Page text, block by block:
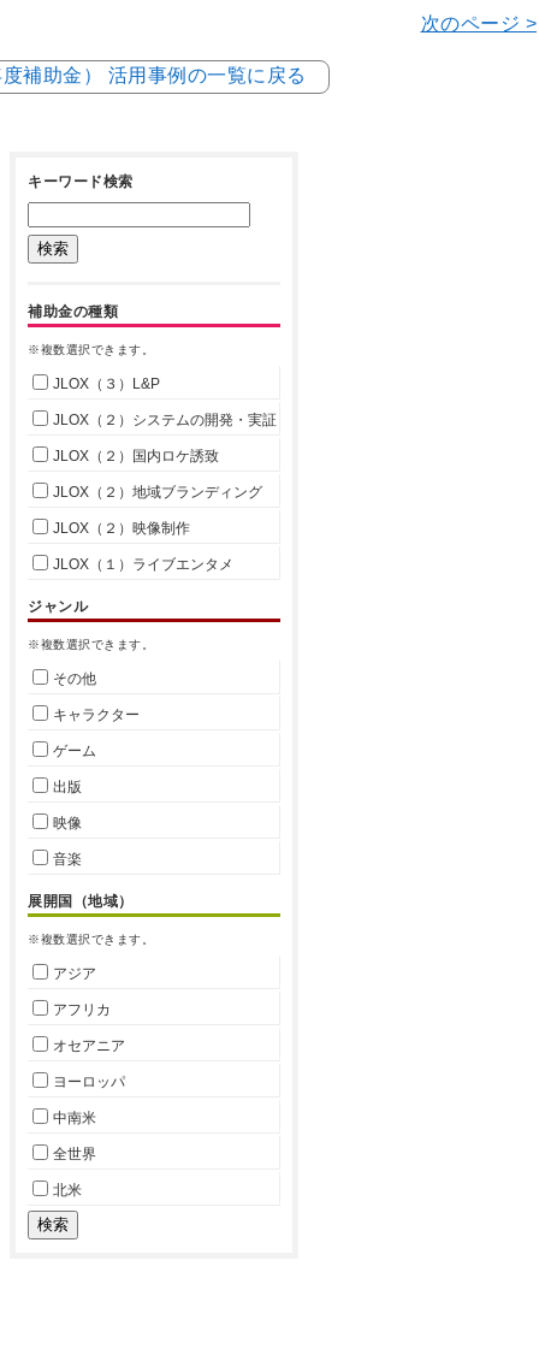
次のページ >
補助金） 活用事例の一覧に戻る
キーワード検索
補助金の種類
※複数選択できます。
JLOX（３）L&P
JLOX（２）システムの開発・実証
JLOX（２）国内ロケ誘致
JLOX（２）地域ブランディング
JLOX（２）映像制作
JLOX（１）ライブエンタメ
ジャンル
※複数選択できます。
その他
キャラクター
ゲーム
出版
映像
音楽
展開国（地域）
※複数選択できます。
アジア
アフリカ
オセアニア
ヨーロッパ
中南米
全世界
北米